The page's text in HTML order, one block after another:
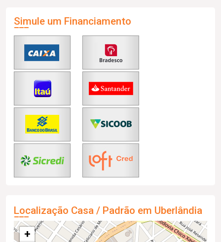
Simule um Financiamento
Localização Casa / Padrão em Uberlândia
+